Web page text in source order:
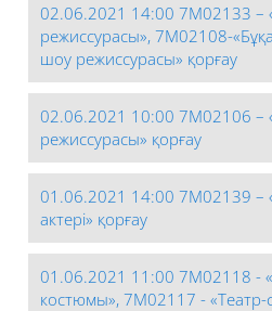
02.06.2021 14:00 7М02133 –
режиссурасы», 7М02108-
шоу режиссурасы» қорғау
02.06.2021 10:00 7М02106 –
режиссурасы» қорғау
01.06.2021 14:00 7М02139 –
актері» қорғау
01.06.2021 11:00 7М02118 -
костюмы», 7М02117 - «Театр-